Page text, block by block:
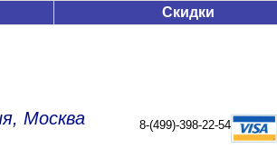
Скидки
Москва 8-(499)-398-22-54